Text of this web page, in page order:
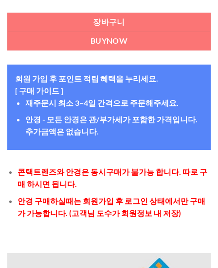
장바구니
BUYNOW
회원 가입 후 포인트 적립 혜택을 누리세요.
[ 구매 가이드 ]
재주문시 최소 3~4일 간격으로 주문해주세요.
안경 - 모든 안경은 관/부가세가 포함한 가격입니다.
추가금액은 없습니다.
콘택트렌즈와 안경은 동시구매가 불가능 합니다. 따로 구
매 하시면 됩니다.
안경 구매하실때는 회원가입 후 로그인 상태에서만 구매
가 가능합니다. (고객님 도수가 회원정보 내 저장)